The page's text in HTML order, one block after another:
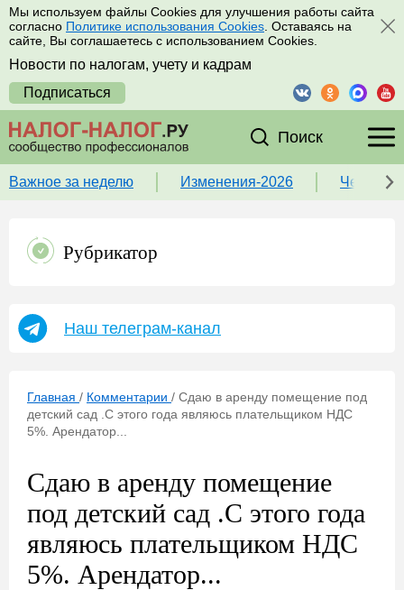
Мы используем файлы Cookies для улучшения работы сайта
согласно Политике использования Cookies . Оставаясь на
сайте, Вы соглашаетесь с использованием Cookies.
Новости по налогам, учету и кадрам
Подписаться
Поиск
Важное за неделю Изменения-2026 Чек-
Рубрикатор
Наш телеграм-канал
Главная / Комментарии / Сдаю в аренду помещение под
детский сад .С этого года являюсь плательщиком НДС
5%. Арендатор...
Сдаю в аренду помещение
под детский сад .С этого года
являюсь плательщиком НДС
5%. Арендатор...